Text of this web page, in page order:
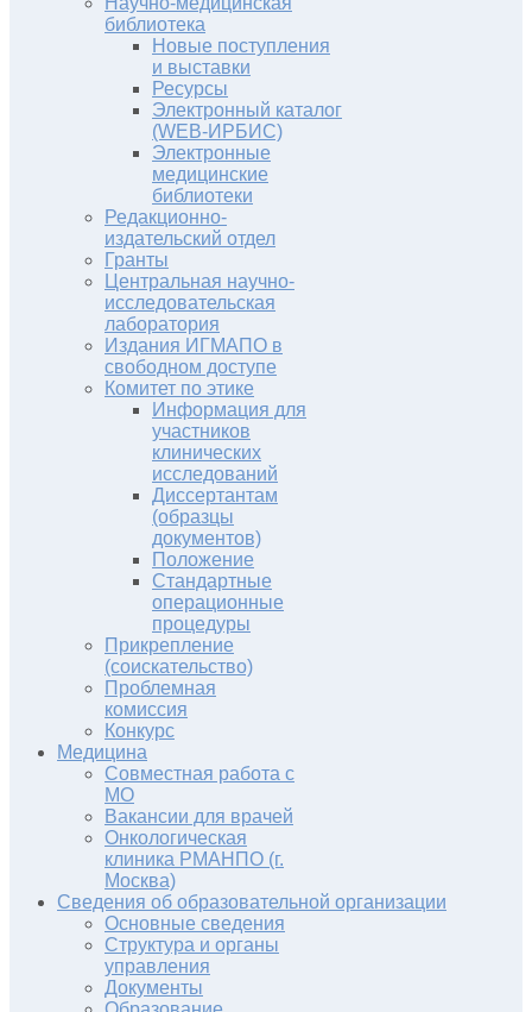
библиотека
Новые поступления
и выставки
Ресурсы
Электронный каталог
(WEB-ИРБИС)
Электронные
медицинские
библиотеки
Редакционно-
издательский отдел
Гранты
Центральная научно-
исследовательская
лаборатория
Издания ИГМАПО в
свободном доступе
Комитет по этике
Информация для
участников
клинических
исследований
Диссертантам
(образцы
документов)
Положение
Стандартные
операционные
процедуры
Прикрепление
(соискательство)
Проблемная
комиссия
Конкурс
Медицина
Совместная работа с
МО
Вакансии для врачей
Онкологическая
клиника РМАНПО (г.
Москва)
Сведения об образовательной организации
Основные сведения
Структура и органы
управления
Документы